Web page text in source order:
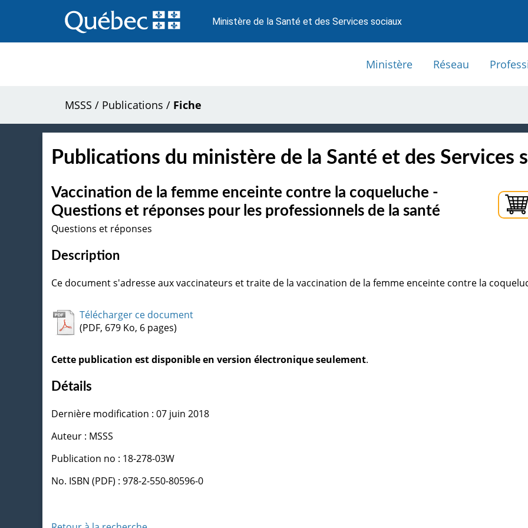
au
contenu
Ministère de la Santé et des Services sociaux
Ministère Réseau
MSSS / Publications / Fiche
Publications du ministère de la Santé et des Services
Vaccination de la femme enceinte contre la coqueluche -
Questions et réponses pour les professionnels de la santé
Questions et réponses
Description
Ce document s'adresse aux vaccinateurs et traite de la vaccination de la femme enceinte contre la
Télécharger ce document
(PDF, 679 Ko, 6 pages)
Cette publication est disponible en version électronique seulement.
Détails
Dernière modification : 07 juin 2018
Auteur : MSSS
Publication no : 18-278-03W
No. ISBN (PDF) : 978-2-550-80596-0